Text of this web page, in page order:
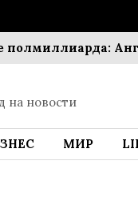
Англия
на новости
МИР